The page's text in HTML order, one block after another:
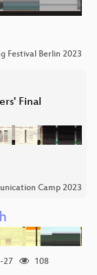
Festival Berlin 2023
Final
Camp 2023
27
108